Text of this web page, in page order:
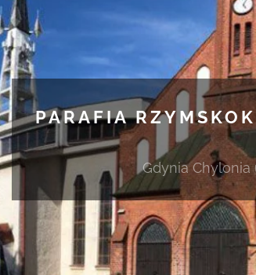
PARAFIA
Gdynia Chylonia